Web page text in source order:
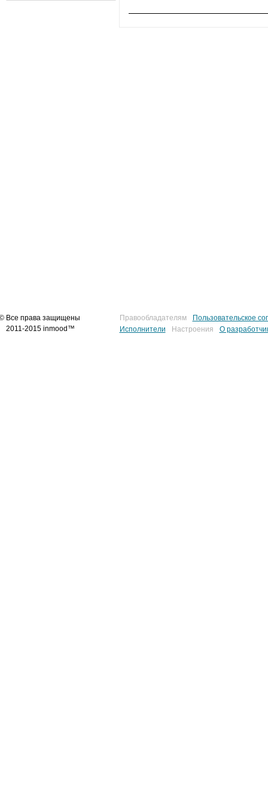
Все права защищены
2011-2015 inmood™
Правообладателям
Пользовательское
Исполнители
Настроения О